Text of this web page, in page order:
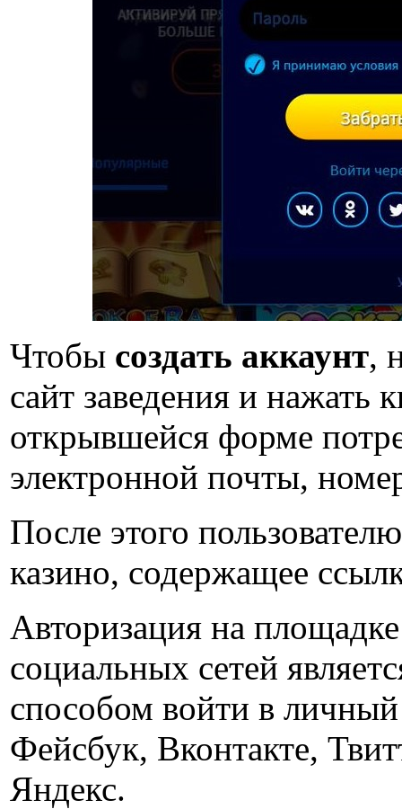
Чтобы создать аккаунт,
сайт заведения и нажать
открывшейся форме
электронной почты,
После этого
казино, содержащее
Авторизация на
социальных сетей
способом войти в
Фейсбук, Вконтакте,
Яндекс.